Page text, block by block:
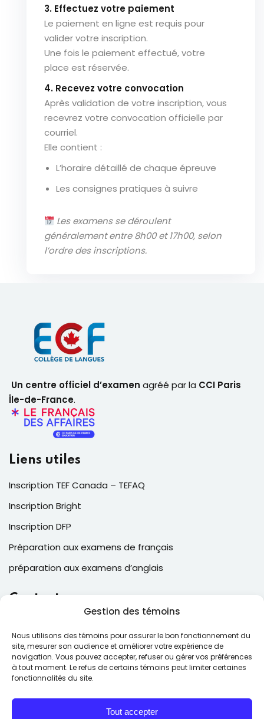
Gestion des témoins
Nous utilisons des témoins pour assurer le bon fonctionnement du
site, mesurer son audience et améliorer votre expérience de
navigation. Vous pouvez accepter, refuser ou gérer vos préférences
à tout moment. Le refus de certains témoins peut limiter certaines
fonctionnalités du site.
Tout accepter
3. Effectuez votre paiement
Le paiement en ligne est requis pour
valider votre inscription.
Une fois le paiement effectué, votre
place est réservée.
4. Recevez votre convocation
Après validation de votre inscription, vous
recevrez votre convocation officielle par
courriel.
Elle contient :
L’horaire détaillé de chaque épreuve
Les consignes pratiques à suivre
Les examens se déroulent
généralement entre 8h00 et 17h00, selon
l’ordre des inscriptions.
Un centre officiel d’examen agréé par la CCI Paris
Île-de-France.
Liens utiles
Inscription TEF Canada – TEFAQ
Inscription Bright
Inscription DFP
Préparation aux examens de français
préparation aux examens d’anglais
Contacts
(514) 543-6025
contact@ecfcollege.com
Lun – Ven: 9:00 – 17:00